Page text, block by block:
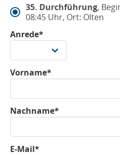
35. Durchführung,
08:45 Uhr, Ort: Olten
Anrede*
Vorname*
Nachname*
E-Mail*